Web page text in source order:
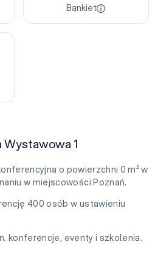
Bankiet
Wystawowa 1
o powierzchni 0 m² w
w miejscowości Poznań.
400 osób w ustawieniu
konferencje, eventy i szkolenia.